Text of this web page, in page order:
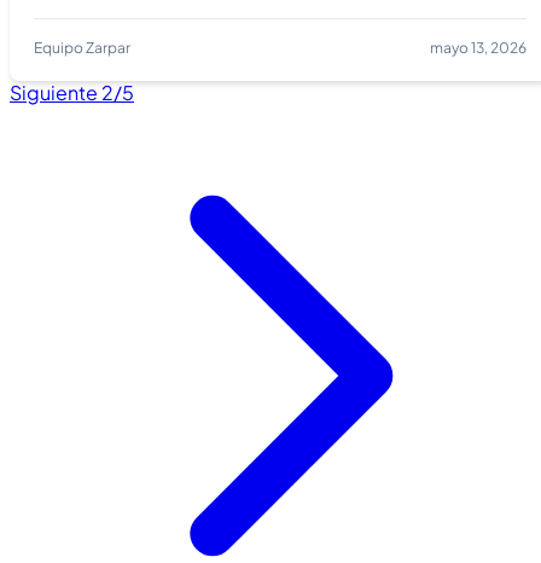
Equipo Zarpar mayo 13, 2026
Siguiente 2/5